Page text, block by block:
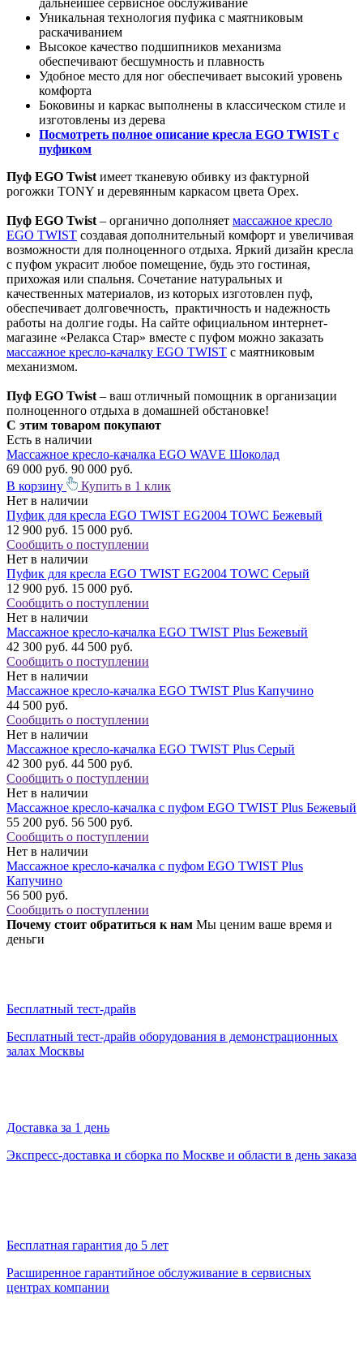
дальнейшее сервисное обслуживание
Уникальная технология пуфика с маятниковым
раскачиванием
Высокое качество подшипников механизма
обеспечивают бесшумность и плавность
Удобное место для ног обеспечивает высокий уровень
комфорта
Боковины и каркас выполнены в классическом стиле и
изготовлены из дерева
Посмотреть полное описание кресла EGO TWIST с
пуфиком
Пуф EGO Twist имеет тканевую обивку из фактурной
рогожки TONY и деревянным каркасом цвета Орех.
Пуф EGO Twist – органично дополняет массажное кресло
EGO TWIST создавая дополнительный комфорт и увеличивая
возможности для полноценного отдыха. Яркий дизайн кресла
с пуфом украсит любое помещение, будь это гостиная,
прихожая или спальня. Сочетание натуральных и
качественных материалов, из которых изготовлен пуф,
обеспечивает долговечность, практичность и надежность
работы на долгие годы. На сайте официальном интернет-
магазине «Релакса Стар» вместе с пуфом можно заказать
массажное кресло-качалку EGO TWIST с маятниковым
механизмом.
Пуф EGO Twist – ваш отличный помощник в организации
полноценного отдыха в домашней обстановке!
С этим товаром покупают
Есть в наличии
Массажное кресло-качалка EGO WAVE Шоколад
69 000 руб. 90 000 руб.
В корзину
Купить в 1 клик
Нет в наличии
Пуфик для кресла EGO TWIST EG2004 TOWC Бежевый
12 900 руб. 15 000 руб.
Сообщить о поступлении
Нет в наличии
Пуфик для кресла EGO TWIST EG2004 TOWC Серый
12 900 руб. 15 000 руб.
Сообщить о поступлении
Нет в наличии
Массажное кресло-качалка EGO TWIST Plus Бежевый
42 300 руб. 44 500 руб.
Сообщить о поступлении
Нет в наличии
Массажное кресло-качалка EGO TWIST Plus Капучино
44 500 руб.
Сообщить о поступлении
Нет в наличии
Массажное кресло-качалка EGO TWIST Plus Серый
42 300 руб. 44 500 руб.
Сообщить о поступлении
Нет в наличии
Массажное кресло-качалка с пуфом EGO TWIST Plus Бежевый
55 200 руб. 56 500 руб.
Сообщить о поступлении
Нет в наличии
Массажное кресло-качалка с пуфом EGO TWIST Plus
Капучино
56 500 руб.
Сообщить о поступлении
Почему стоит обратиться к нам Мы ценим ваше время и
деньги
Бесплатный тест-драйв
Бесплатный тест-драйв оборудования в демонстрационных
залах Москвы
Доставка за 1 день
Экспресс-доставка и сборка по Москве и области в день заказа
Бесплатная гарантия до 5 лет
Расширенное гарантийное обслуживание в сервисных
центрах компании